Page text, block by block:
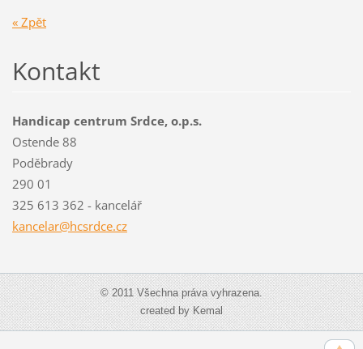
« Zpět
Kontakt
Handicap centrum Srdce, o.p.s.
Ostende 88
Poděbrady
290 01
325 613 362 - kancelář
kancelar@hcsrdce.cz
© 2011 Všechna práva vyhrazena.
created by Kemal